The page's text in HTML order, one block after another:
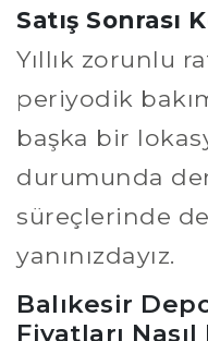
Satış Sonrası
Yıllık zorunlu
periyodik
başka bir
durumunda
süreçlerinde
yanınızdayız.
Balıkesir
Fiyatları